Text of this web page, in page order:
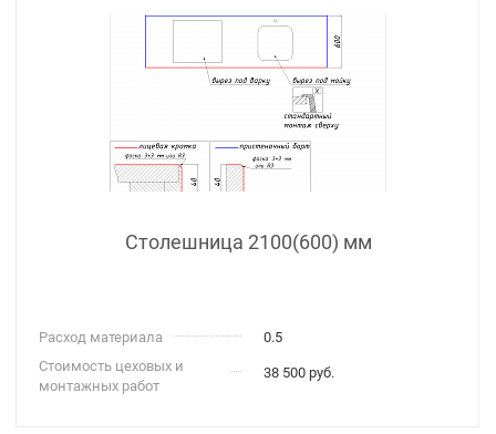
Столешница 2100(600) мм
Расход материала
0.5
Стоимость цеховых и
монтажных работ
38 500 руб.